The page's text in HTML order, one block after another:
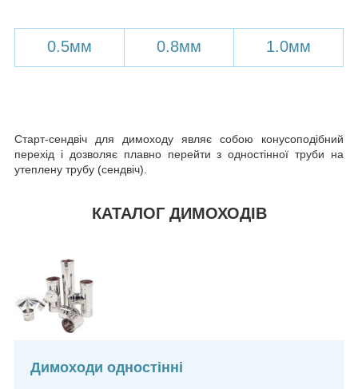
0.5мм 0.8мм 1.0мм
Старт-сендвіч для димоходу являє собою конусоподібний
перехід і дозволяє плавно перейти з одностінної труби на
утеплену трубу (сендвіч).
КАТАЛОГ ДИМОХОДІВ
Димоходи одностінні